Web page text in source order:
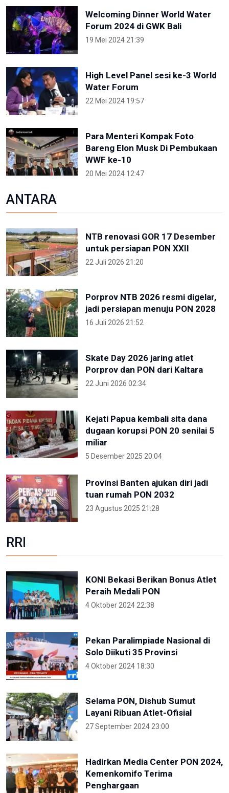
Welcoming Dinner World Water
Forum 2024 di GWK Bali
19 Mei 2024 21:39
High Level Panel sesi ke-3 World
Water Forum
22 Mei 2024 19:57
Para Menteri Kompak Foto
Bareng Elon Musk Di Pembukaan
WWF ke-10
20 Mei 2024 12:47
ANTARA
NTB renovasi GOR 17 Desember
untuk persiapan PON XXII
22 Juli 2026 21:20
Porprov NTB 2026 resmi digelar,
jadi persiapan menuju PON 2028
16 Juli 2026 21:52
Skate Day 2026 jaring atlet
Porprov dan PON dari Kaltara
22 Juni 2026 02:34
Kejati Papua kembali sita dana
dugaan korupsi PON 20 senilai 5
miliar
5 Desember 2025 20:04
Provinsi Banten ajukan diri jadi
tuan rumah PON 2032
23 Agustus 2025 21:28
RRI
KONI Bekasi Berikan Bonus Atlet
Peraih Medali PON
4 Oktober 2024 22:38
Pekan Paralimpiade Nasional di
Solo Diikuti 35 Provinsi
4 Oktober 2024 18:30
Selama PON, Dishub Sumut
Layani Ribuan Atlet-Ofisial
27 September 2024 23:00
Hadirkan Media Center PON 2024,
Kemenkomifo Terima
Penghargaan